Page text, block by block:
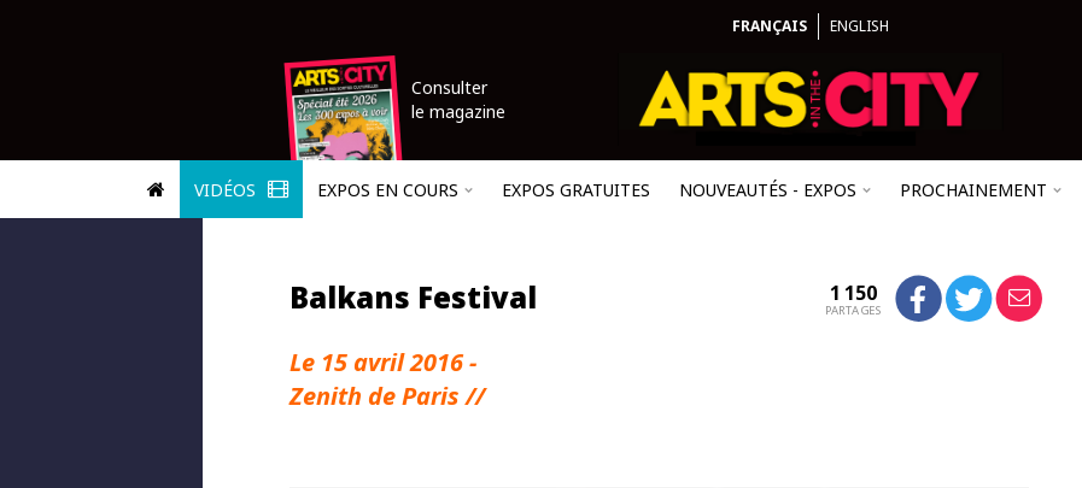
FRANÇAIS ENGLISH
Consulter
le magazine
VIDÉOS EXPOS EN COURS EXPOS GRATUITES NOUVEAUTÉS - EXPOS PROCHAINEMENT
Balkans Festival 1 150
PARTAGES
Le 15 avril 2016 -
Zenith de Paris //